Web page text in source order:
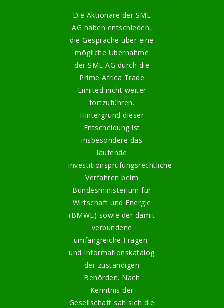
Die Aktionäre der SME
AG haben entschieden,
die Gespräche über eine
mögliche Übernahme
der SME AG durch die
Prime Africa Trade
Limited nicht weiter
fortzuführen.
Hintergrund dieser
Entscheidung ist
insbesondere das
laufende
investitionsprüfungsrechtliche
Verfahren beim
Bundesministerium für
Wirtschaft und Energie
(BMWE) sowie der damit
verbundene
umfangreiche Fragen-
und Informationskatalog
der zuständigen
Behörden. Nach
Kenntnis der
Gesellschaft sah sich die